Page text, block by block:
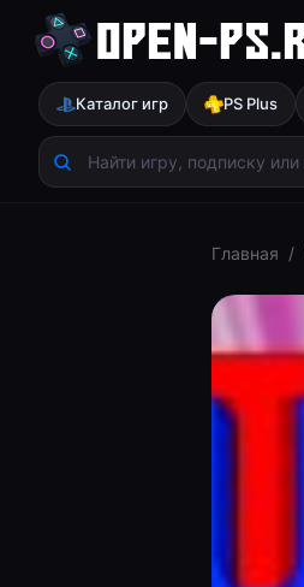
Каталог игр PS Plus
Главная /